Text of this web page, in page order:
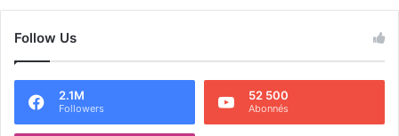
Follow Us
2.1M
Followers
52 500
Abonnés